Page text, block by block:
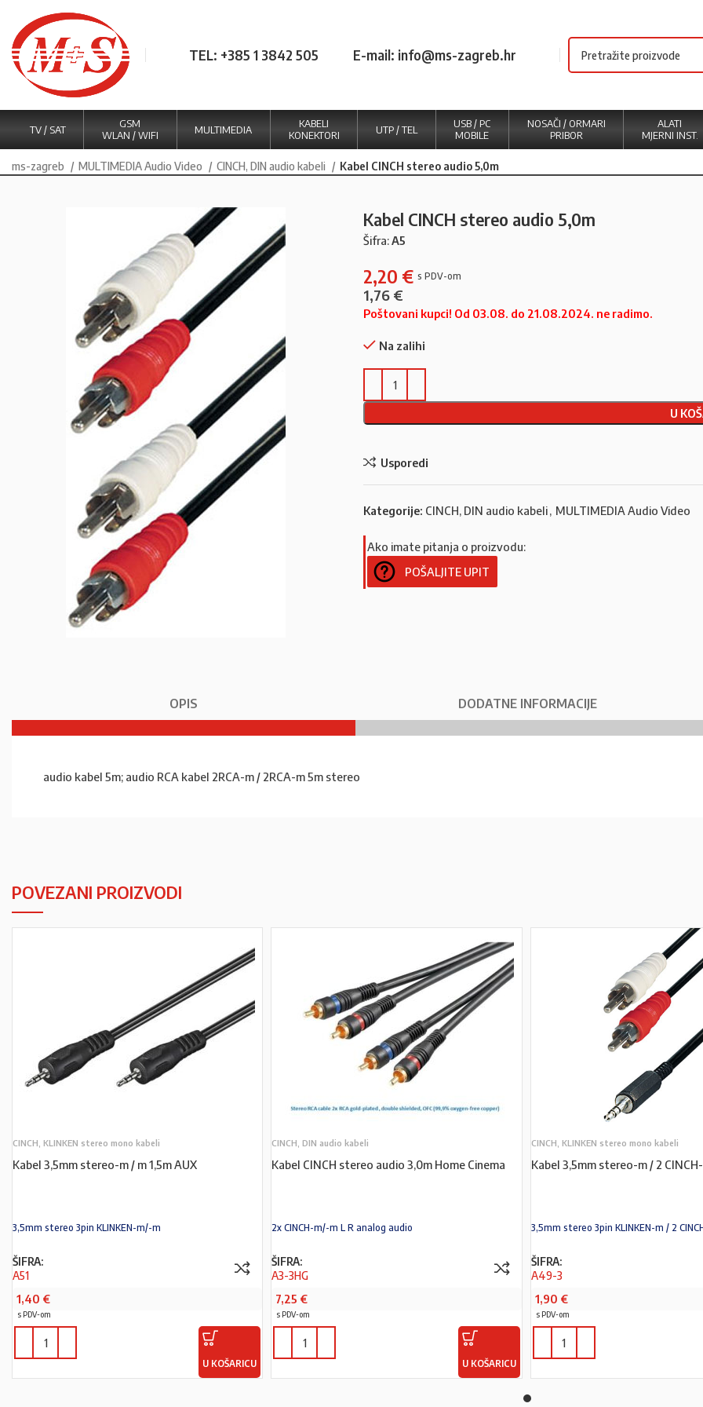
TEL: +385 1 3842 505 E-mail: info@ms-zagreb.hr
TV / SAT
GSM
WLAN / WIFI
MULTIMEDIA
KABELI
KONEKTORI
UTP / TEL
USB / PC
MOBILE
NOSAČI / ORMARI
PRIBOR
ALATI
MJERNI INST.
ms-zagreb MULTIMEDIA Audio Video CINCH, DIN audio kabeli Kabel CINCH stereo audio 5,0m
Kabel CINCH stereo audio 5,0m
Šifra:A5
2,20 €
1,76 €
Poštovani kupci! Od 03.08. do 21.08.2024. ne radimo.
Na zalihi
U
Usporedi
Kategorije: CINCH, DIN audio kabeli, MULTIMEDIA Audio Video
Ako imate pitanja o proizvodu:
POŠALJITE UPIT
OPIS DODATNE INFORMACIJE
audio kabel 5m; audio RCA kabel 2RCA-m / 2RCA-m 5m stereo
POVEZANI PROIZVODI
CINCH, KLINKEN stereo mono kabeli
Kabel 3,5mm stereo-m / m 1,5m AUX
3,5mm stereo 3pin KLINKEN-m/-m
ŠIFRA:
A51
1,40 €
s PDV-om
U KOŠARICU
CINCH, DIN audio kabeli
Kabel CINCH stereo audio 3,0m Home Cinema
2x CINCH-m/-m L R analog audio
ŠIFRA:
A3-3HG
7,25 €
s PDV-om
U KOŠARICU
CINCH, KLINKEN stereo mono kabeli
Kabel 3,5mm stereo-m / 2
3,5mm stereo 3pin KLINKEN-m / 2
ŠIFRA:
A49-3
1,90 €
s PDV-om